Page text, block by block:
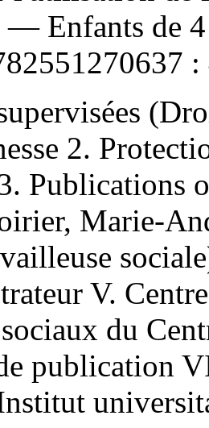
— Enfants de
:
2.
Publications
Marie-
V.
du
publication